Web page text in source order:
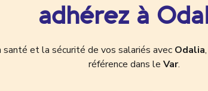
adhérez à
et la sécurité de vos salariés avec Odalia
référence dans le Var.